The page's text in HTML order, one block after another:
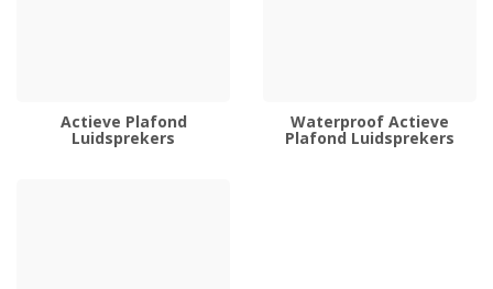
Actieve Plafond
Luidsprekers
Waterproof Actieve
Plafond Luidsprekers